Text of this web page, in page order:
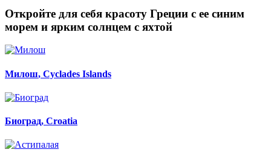
Откройте для себя красоту Греции с ее синим
морем и ярким солнцем с яхтой
Милош, Cyclades Islands
Биоград, Croatia